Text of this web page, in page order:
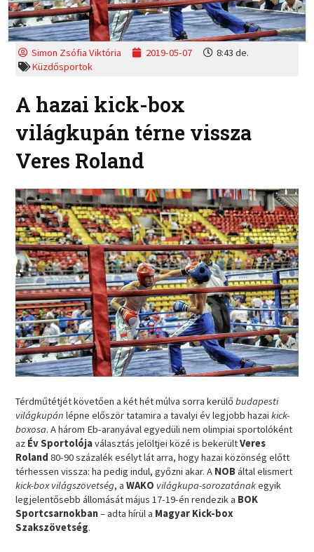
Simon Zsófia Viktória 2019-05-07
8:43 de.
Küzdősportok
A hazai kick-box
világkupán térne vissza
Veres Roland
Térdműtétjét követően a két hét múlva sorra kerülőbudapesti
világkupán lépne először tatamira a tavalyi év legjobb hazaikick-
boxosa. A három Eb-aranyával egyedüli nem olimpiai sportolóként
az Év Sportolójaválasztás jelöltjei közé is bekerültVeres
Roland 80-90 százalék esélyt lát arra, hogy hazai közönség előtt
térhessen vissza: ha pedig indul, győzni akar. A NOBáltal elismert
kick-box világszövetség, aWAKO világkupa-sorozatánakegyik
legjelentősebb állomását május 17-19-én rendezik a BOK
Sportcsarnokban– adta hírül a Magyar Kick-box
Szakszövetség.